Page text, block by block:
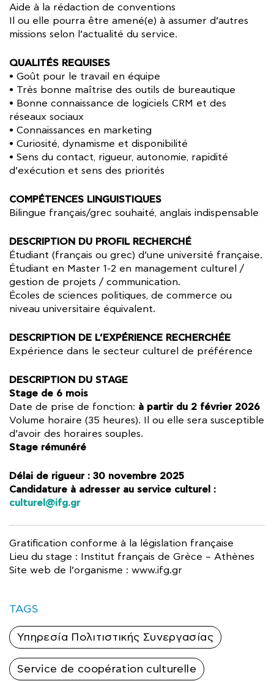
Aide à la rédaction de conventions
Il ou elle pourra être amené(e) à assumer d’autres
missions selon l’actualité du service.
QUALITÉS REQUISES
• Goût pour le travail en équipe
• Très bonne maîtrise des outils de bureautique
• Bonne connaissance de logiciels CRM et des
réseaux sociaux
• Connaissances en marketing
• Curiosité, dynamisme et disponibilité
• Sens du contact, rigueur, autonomie, rapidité
d’exécution et sens des priorités
COMPÉTENCES LINGUISTIQUES
Bilingue français/grec souhaité, anglais indispensable
DESCRIPTION DU PROFIL RECHERCHÉ
Étudiant (français ou grec) d’une université française.
Étudiant en Master 1-2 en management culturel /
gestion de projets / communication.
Écoles de sciences politiques, de commerce ou
niveau universitaire équivalent.
DESCRIPTION DE L’EXPÉRIENCE RECHERCHÉE
Expérience dans le secteur culturel de préférence
DESCRIPTION DU STAGE
Stage de 6 mois
Date de prise de fonction: à partir du 2 février 2026
Volume horaire (35 heures). Il ou elle sera susceptible
d’avoir des horaires souples.
Stage rémunéré
Délai de rigueur : 30 novembre 2025
Candidature à adresser au service culturel :
culturel@ifg.gr
Gratification conforme à la législation française
Lieu du stage : Institut français de Grèce – Athènes
Site web de l’organisme : www.ifg.gr
TAGS
Υπηρεσία Πολιτιστικής Συνεργασίας
Service de coopération culturelle